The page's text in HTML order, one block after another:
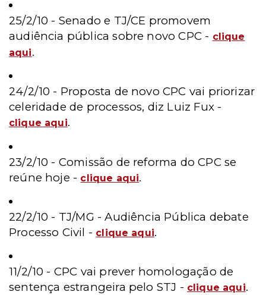
25/2/10 - Senado e TJ/CE promovem
audiência pública sobre novoCPC - clique
aqui.
24/2/10 - Proposta de novo CPC vai priorizar
celeridade de processos, diz Luiz Fux -
clique aqui.
23/2/10 - Comissão de reforma do CPC se
reúne hoje - clique aqui.
22/2/10 - TJ/MG - Audiência Pública debate
Processo Civil - clique aqui.
11/2/10 - CPC vai prever homologação de
sentença estrangeira pelo STJ - clique aqui.